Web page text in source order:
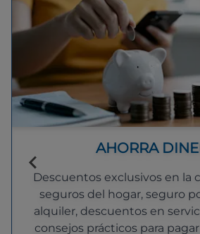
AHORRA
Descuentos exclusivos en la
seguros del hogar, seguro
alquiler, descuentos en
consejos prácticos para